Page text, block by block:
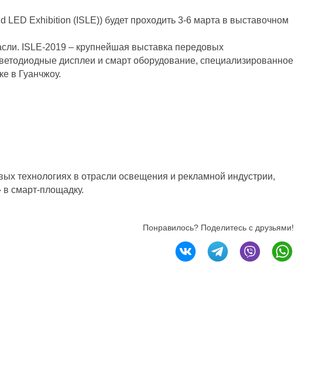
Exhibition (ISLE)) будет проходить 3-6 марта в выставочном
ISLE-2019 – крупнейшая выставка передовых
дисплеи и смарт оборудование, специализированное
в Гуанчжоу.
технологиях в отрасли освещения и рекламной индустрии,
смарт-площадку.
Понравилось? Поделитесь с друзьями!